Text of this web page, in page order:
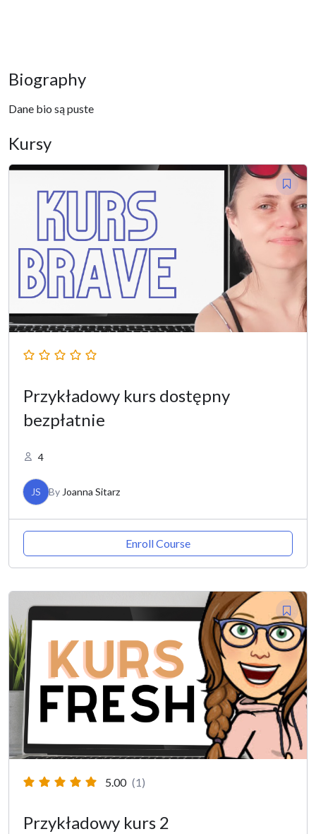
Biography
Dane bio są puste
Kursy
Przykładowy kurs dostępny
bezpłatnie
4
JS By Joanna Sitarz
Enroll Course
5.00 (1)
Przykładowy kurs 2